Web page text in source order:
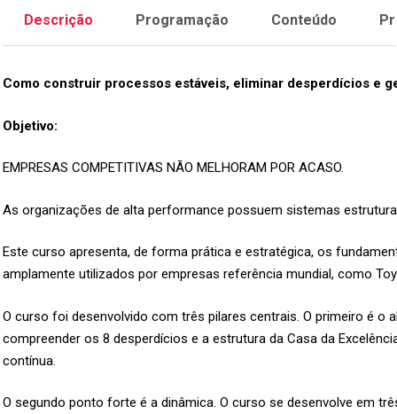
Descrição Programação Conteúdo
Como construir processos estáveis, eliminar desperdícios e
Objetivo:
EMPRESAS COMPETITIVAS NÃO MELHORAM POR ACASO.
As organizações de alta performance possuem sistemas
Este curso apresenta, de forma prática e estratégica, os
amplamente utilizados por empresas referência mundial, como
O curso foi desenvolvido com três pilares centrais. O primeiro é o
compreender os 8 desperdícios e a estrutura da Casa da
contínua.
O segundo ponto forte é a dinâmica. O curso se desenvolve em